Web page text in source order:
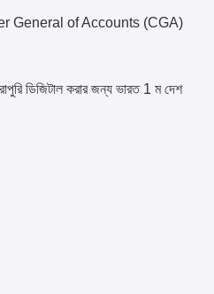
General of Accounts (CGA)
ডিজিটাল করার জন্য ভারত 1 ম দেশ